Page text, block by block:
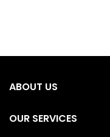
ABOUT US
OUR SERVICES